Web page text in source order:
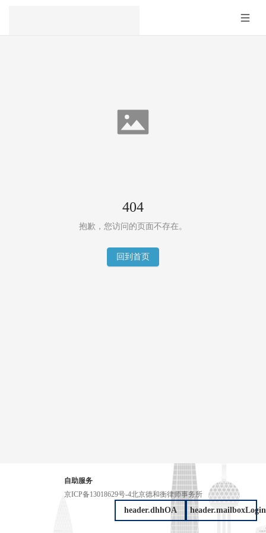
404
抱歉，您访问的页面不存在。
回到首页
自助服务
京ICP备13018629号-4北京德和衡律师事务所
header.dhhOA header.mailboxLogin